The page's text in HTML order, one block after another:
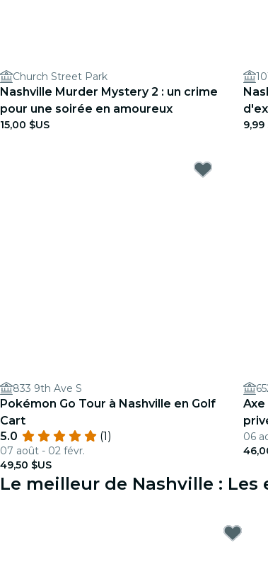
Church Street Park
Nashville Murder Mystery 2 : un crime
pour une soirée en amoureux
15,00 $US 9,99
833 9th Ave S
Pokémon Go Tour à Nashville en Golf
Cart
5.0
(1)
07 août - 02 févr.
49,50 $US
06
Le meilleur de Nashville :